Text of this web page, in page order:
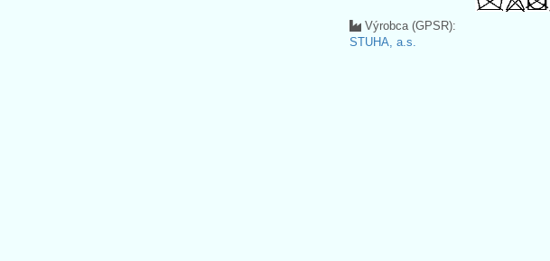
Výrobca (GPSR):
STUHA, a.s.